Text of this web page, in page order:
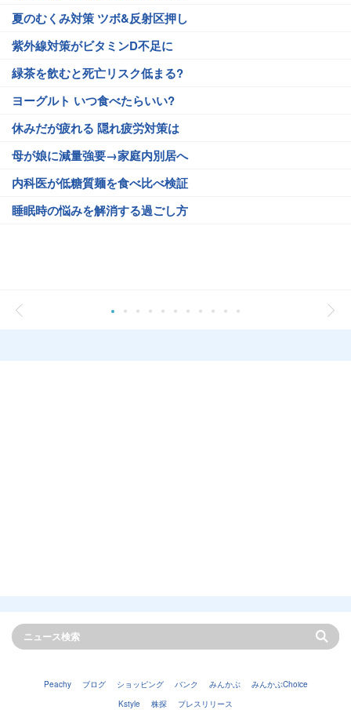
夏のむくみ対策 ツボ&反射区押し
紫外線対策がビタミンD不足に
緑茶を飲むと死亡リスク低まる?
ヨーグルト いつ食べたらいい?
休みだが疲れる 隠れ疲労対策は
母が娘に減量強要→家庭内別居へ
内科医が低糖質麺を食べ比べ検証
睡眠時の悩みを解消する過ごし方
Peachy ブログ ショッピング バンク みんかぶ
みんかぶChoice
Kstyle
株探 プレスリリース